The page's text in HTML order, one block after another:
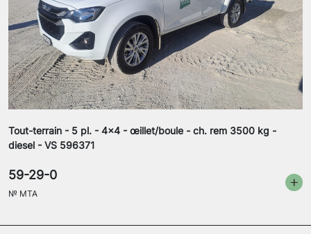
Tout-terrain - 5 pl. - 4x4 - œillet/boule - ch. rem 3500 kg -
diesel - VS 596371
59-29-0
№ MTA